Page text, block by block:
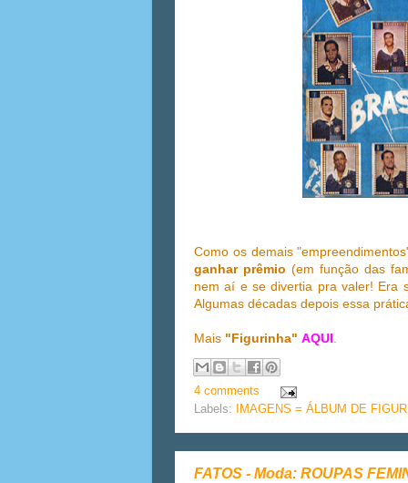
Como os demais
ganhar prêmio(em função das
nem aí e se divertia pra valer! Era
Algumas décadas depois essa
Mais "Figurinha" AQUI
4 comments
Labels:
IMAGENS = ÁLBUM DE
FATOS - Moda: ROUPAS